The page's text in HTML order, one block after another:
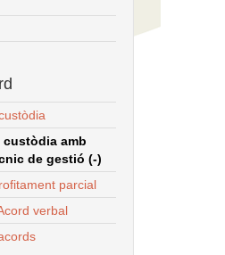
amb
de gestió (-)
parcial
verbal